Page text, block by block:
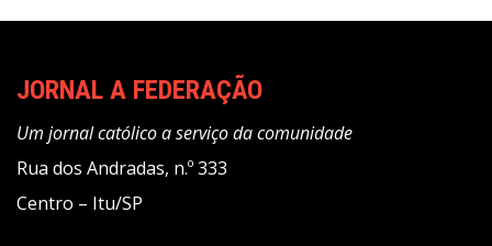
JORNAL A FEDERAÇÃO
Um jornal católico a serviço da comunidade
Rua dos Andradas, n.º 333
Centro – Itu/SP